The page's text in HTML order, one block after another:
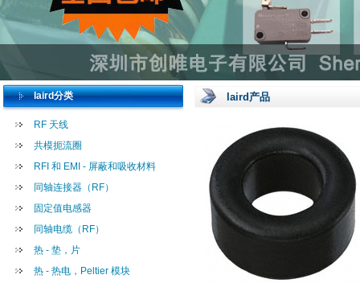
laird分类
RF 天线
共模扼流圈
RFI 和 EMI - 屏蔽和吸收材料
同轴连接器（RF）
固定值电感器
同轴电缆（RF）
热 - 垫，片
热 - 热电，Peltier 模块
laird产品